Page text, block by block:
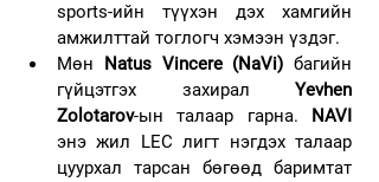
sports-ийн түүхэн дэх хамгийн
амжилттай тоглогч хэмээн үздэг.
Мөн
Natus Vincere (NaVi) багийн
гүйцэтгэх захирал Yevhen
Zolotarov-ын талаар гарна.
NAVI
энэ жил LEC лигт нэгдэх талаар
цуурхал тарсан бөгөөд баримтат